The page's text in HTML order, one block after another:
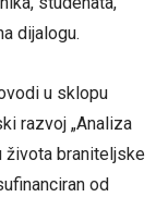
dijalogu.
u sklopu
razvoj „Analiza
života braniteljske
od